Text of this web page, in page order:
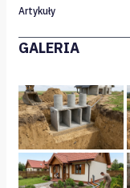
Artykuły
GALERIA